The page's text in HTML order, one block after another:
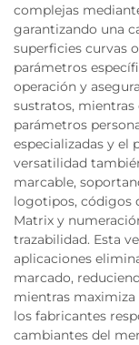
complejas
garantizando una
superficies curvas
parámetros
operación y
sustratos, mientras
parámetros
especializadas y el
versatilidad
marcable,
logotipos, códigos
Matrix y
trazabilidad. Esta
aplicaciones
marcado,
mientras
los fabricantes
cambiantes del